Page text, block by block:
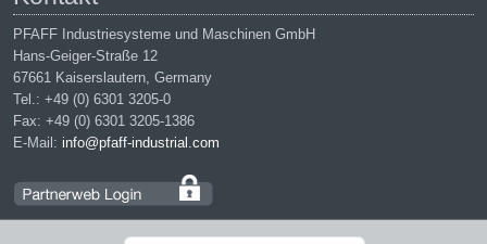
PFAFF Industriesysteme und Maschinen GmbH
Hans-Geiger-Straße 12
67661 Kaiserslautern, Germany
Tel.: +49 (0) 6301 3205-0
Fax: +49 (0) 6301 3205-1386
E-Mail: info@pfaff-industrial.com